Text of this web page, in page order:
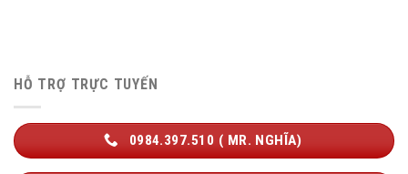
HỖ TRỢ TRỰC TUYẾN
0984.397.510 ( MR. NGHĨA)